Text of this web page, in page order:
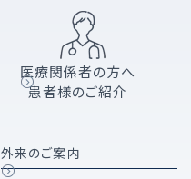
医療関係者の方へ
患者様のご紹介
外来のご案内